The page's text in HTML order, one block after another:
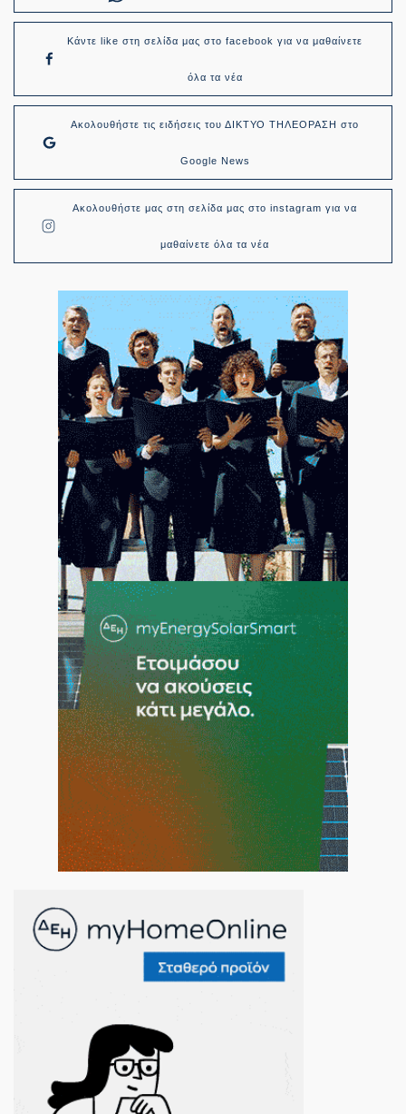
Κάντε like στη σελίδα μας στο facebook για να μαθαίνετε
όλα τα νέα
Ακολουθήστε τις ειδήσεις του ΔΙΚΤΥΟ ΤΗΛΕΟΡΑΣΗ στο
Google News
Ακολουθήστε μας στη σελίδα μας στο instagram για να
μαθαίνετε όλα τα νέα